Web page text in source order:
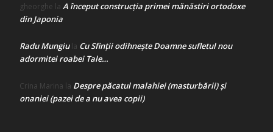
gheorghe la A început construcţia primei mănăstiri ortodoxe
din Japonia
Radu Mungiula Cu Sfinții odihnește Doamne sufletul nou
adormitei roabei Tale…
Crina Marina la Despre păcatul malahiei (masturbării) şi
onaniei (pazei de a nu avea copii)